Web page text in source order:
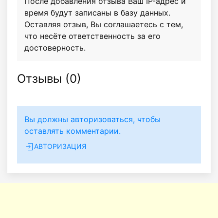
время будут записаны в базу данных.
Оставляя отзыв, Вы соглашаетесь с тем,
что несёте ответственность за его
достоверность.
Отзывы (0)
Вы должны авторизоваться, чтобы
оставлять комментарии.
АВТОРИЗАЦИЯ